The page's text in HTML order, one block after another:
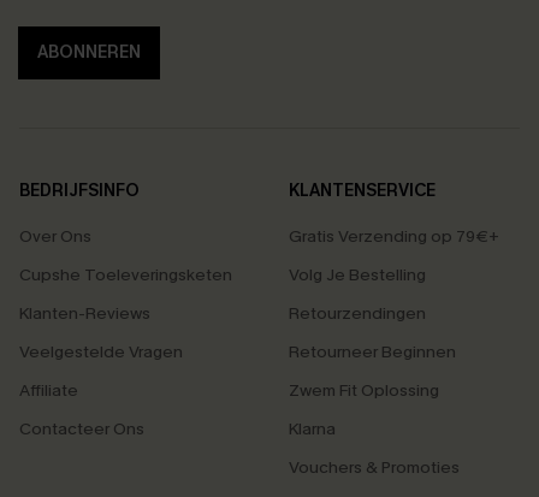
ABONNEREN
BEDRIJFSINFO
Over Ons
Cupshe Toeleveringsketen
Klanten-Reviews
Veelgestelde Vragen
Affiliate
Contacteer Ons
KLANTENSERVICE
Gratis Verzending op 79€+
Volg Je Bestelling
Retourzendingen
Retourneer Beginnen
Zwem Fit Oplossing
Klarna
Vouchers & Promoties